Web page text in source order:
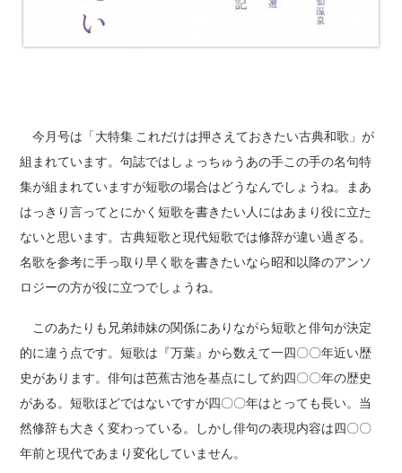
今月号は「大特集 これだけは押さえておきたい古典和歌」が
組まれています。句誌ではしょっちゅうあの手この手の名句特
集が組まれていますが短歌の場合はどうなんでしょうね。まあ
はっきり言ってとにかく短歌を書きたい人にはあまり役に立た
ないと思います。古典短歌と現代短歌では修辞が違い過ぎる。
名歌を参考に手っ取り早く歌を書きたいなら昭和以降のアンソ
ロジーの方が役に立つでしょうね。
このあたりも兄弟姉妹の関係にありながら短歌と俳句が決定
的に違う点です。短歌は『万葉』から数えて一四〇〇年近い歴
史があります。俳句は芭蕉古池を基点にして約四〇〇年の歴史
がある。短歌ほどではないですが四〇〇年はとっても長い。当
然修辞も大きく変わっている。しかし俳句の表現内容は四〇〇
年前と現代であまり変化していません。